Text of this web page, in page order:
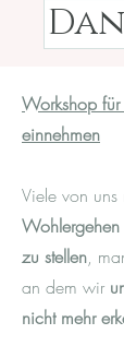
Workshop für
einnehmen
Viele von
Wohlergehen
zu stellen,
an dem wir
nicht mehr